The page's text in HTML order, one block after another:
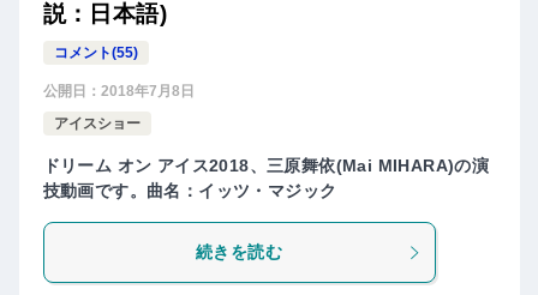
説：日本語)
コメント(55)
公開日： 2018年7月8日
アイスショー
ドリーム オン アイス2018、三原舞依(Mai MIHARA)の演
技動画です。曲名：イッツ・マジック
続きを読む